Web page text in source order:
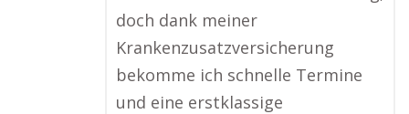
doch dank meiner
Krankenzusatzversicherung
bekomme ich schnelle Termine
und eine erstklassige